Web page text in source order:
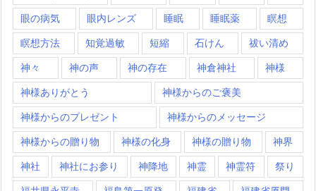
眼の病気 眼内レンズ 睡眠 睡眠薬 瞑想
瞑想方法 知覚過敏 短縮 石けん 祓い清め
神々 神の声 神の存在 神倉神社 神様
神様ありがとう 神様からのご褒美
神様からのプレゼント 神様からのメッセージ
神様からの贈り物 神様の化身 神様の贈り物 神界
神社 神社にお参り 神降地 神霊 神霊符 祭り